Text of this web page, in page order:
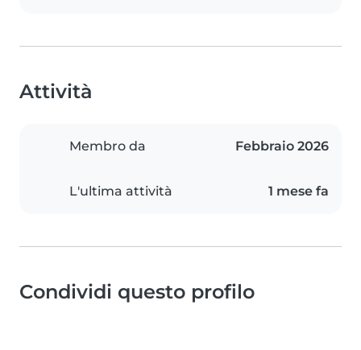
Attività
Membro da Febbraio 2026
L'ultima attività 1 mese fa
Condividi questo profilo